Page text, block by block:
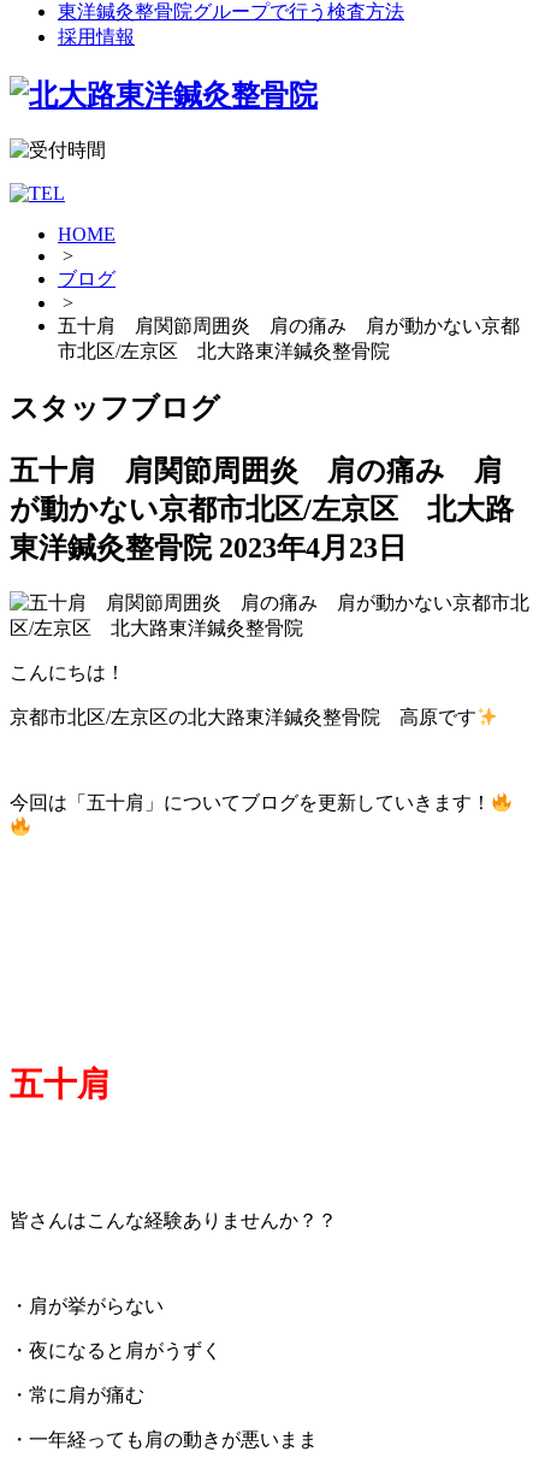
東洋鍼灸整骨院グループで行う検査方法
採用情報
HOME
>
ブログ
>
五十肩 肩関節周囲炎 肩の痛み 肩が動かない京都
市北区/左京区 北大路東洋鍼灸整骨院
スタッフブログ
五十肩 肩関節周囲炎 肩の痛み 肩
が動かない京都市北区/左京区 北大路
東洋鍼灸整骨院 2023年4月23日
こんにちは！
京都市北区/左京区の北大路東洋鍼灸整骨院 高原です
今回は「五十肩」についてブログを更新していきます！
五十肩
皆さんはこんな経験ありませんか？？
・肩が挙がらない
・夜になると肩がうずく
・常に肩が痛む
・一年経っても肩の動きが悪いまま